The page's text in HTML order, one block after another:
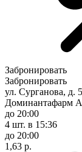
Забронировать
Забронировать
ул. Сурганова, д.
Доминантафарм
до 20:00
4 шт. в 15:36
до 20:00
1,63 р.